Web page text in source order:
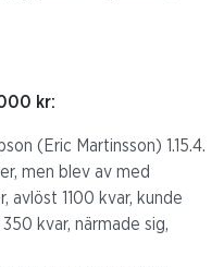
kr:
(Eric Martinsson) 1.15.4.
men blev av med
1100 kvar, kunde
kvar, närmade sig,